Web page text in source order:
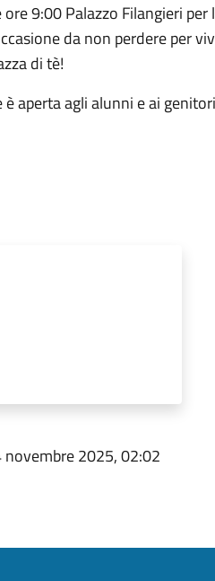
9:00 Palazzo Filangieri
da non perdere per
di tè!
aperta agli alunni e ai
novembre 2025, 02:02